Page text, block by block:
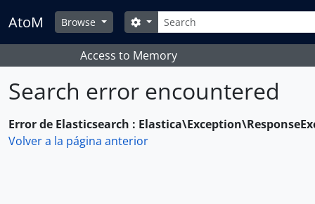
Skip to main content
AtoM Browse Búsqueda
Opciones de búsqueda
Access to Memory
Search error encountered
Error de Elasticsearch :
Volver a la página anterior